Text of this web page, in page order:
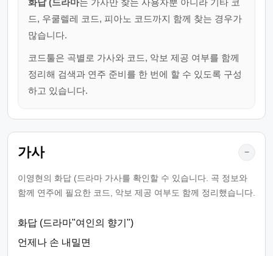
화답 (드라마는 가사만 찾는 사용자뿐 아니라 기타 코
드, 우쿨렐레 코드, 피아노 코드까지 함께 찾는 경우가
많습니다.
코드툴은 곡별로 가사와 코드, 악보 제공 여부를 함께
정리해 검색과 연주 준비를 한 번에 할 수 있도록 구성
하고 있습니다.
가사 −
이영현의 화답 (드라마 가사를 확인할 수 있습니다. 곡 정보와
함께 연주에 필요한 코드, 악보 제공 여부도 함께 정리했습니다.
화답 (드라마"여인의 향기")
언제나 손 내밀면